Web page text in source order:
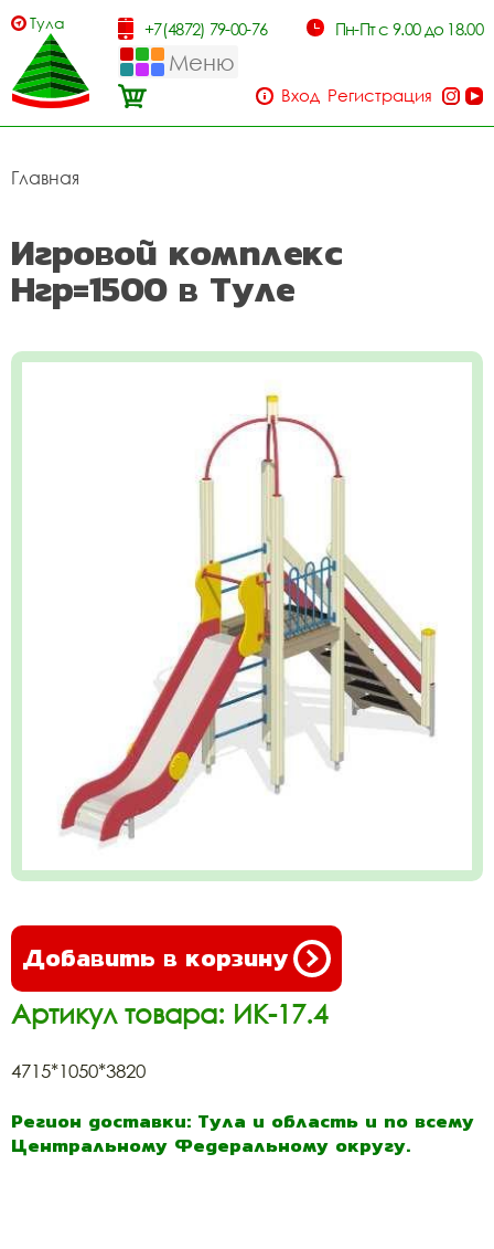
Тула +7(4872) 79-00-76 Пн-Пт с 9.00 до 18.00
Меню
Вход Регистрация
Главная
Игровой комплекс
Нгр=1500 в Туле
Добавить в корзину
Артикул товара: ИК-17.4
4715*1050*3820
Регион доставки: Тула и область и по всему
Центральному Федеральному округу.